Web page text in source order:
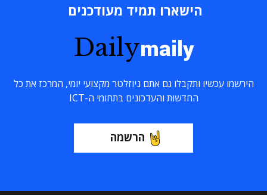
הישארו תמיד מעודכנים
Dailymaily
הירשמו עכשיו ותקבלו גם אתם ניוזלטר מקצועי יומי, המרכז את כל
החדשות והעדכונים בתחומי ה-ICT
הרשמה